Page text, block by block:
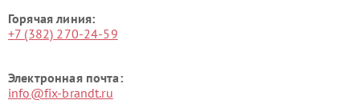
Горячая линия:
+7 (382) 270-24-59
Электронная почта:
info@fix-brandt.ru